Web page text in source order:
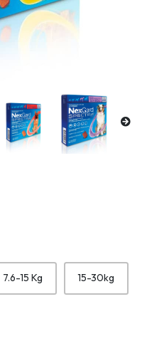
7.6-15 Kg 15-30kg